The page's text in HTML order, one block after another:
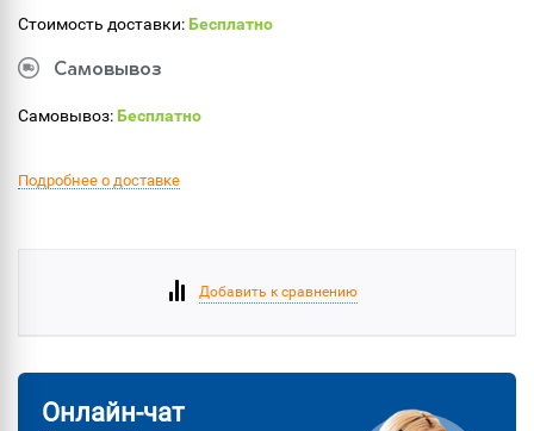
Стоимость доставки:Бесплатно
Самовывоз
Самовывоз:Бесплатно
Подробнее о доставке
Добавить к сравнению
Онлайн-чат